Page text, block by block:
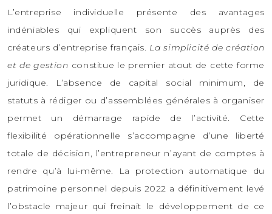
L’entreprise individuelle présente des avantages
indéniables qui expliquent son succès auprès des
créateurs d’entreprise français. La simplicité de création
et de gestion constitue le premier atout de cette forme
juridique. L’absence de capital social minimum, de
statuts à rédiger ou d’assemblées générales à organiser
permet un démarrage rapide de l’activité. Cette
flexibilité opérationnelle s’accompagne d’une liberté
totale de décision, l’entrepreneur n’ayant de comptes à
rendre qu’à lui-même. La protection automatique du
patrimoine personnel depuis 2022 a définitivement levé
l’obstacle majeur qui freinait le développement de ce